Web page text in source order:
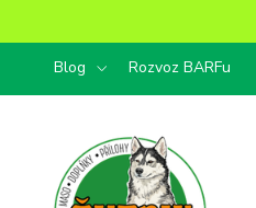
Blog Rozvoz BARFu